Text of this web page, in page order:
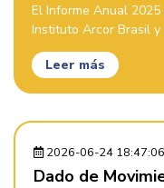
El Informe Anual
Instituto Arcor Brasil y
Leer más
2026-06-24 18:47:06
Dado de